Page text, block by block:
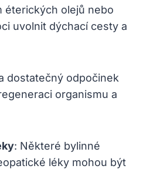
éterických olejů nebo
uvolnit dýchací cesty a
dostatečný ⁢odpočinek
organismu a
: Některé bylinné
léky mohou být